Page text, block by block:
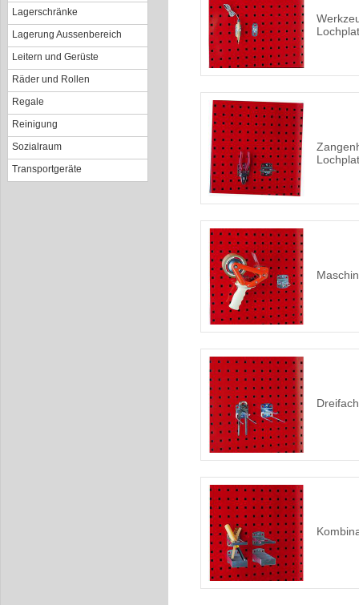
Lagerschränke
Lagerung Aussenbereich
Leitern und Gerüste
Räder und Rollen
Regale
Reinigung
Sozialraum
Transportgeräte